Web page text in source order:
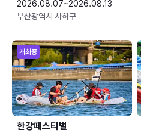
2026.08.07~2026.08.13
부산광역시 사하구
개최중
한강페스티벌